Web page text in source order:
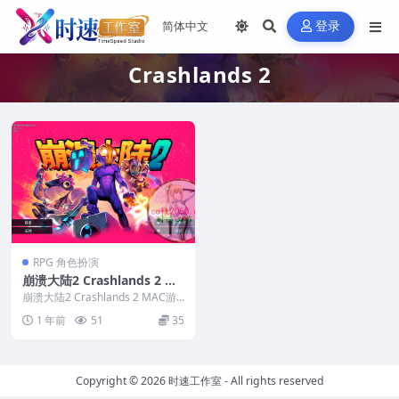
登录
Crashlands 2
RPG 角色扮演
崩溃大陆2 Crashlands 2 M
AC游戏 苹果电脑游戏 适配系
统15
崩溃大陆2 Crashlands 2 MAC游
戏 苹果电脑游戏 适配系统15 &...
1 年前 51 35
Copyright © 2026时速工作室- All rights reserved